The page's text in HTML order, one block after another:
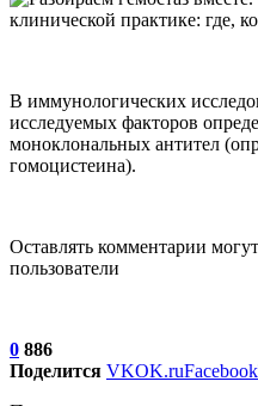
В иммунологических
исследуемых факторов
моноклональных антител
гомоцистеина).
Оставлять комментарии
пользователи
0 886
Поделится VKOK.ruFacebook